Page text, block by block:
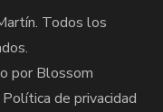
. Todos los
por Blossom
Política de privacidad